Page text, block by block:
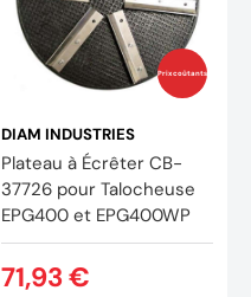
Prix coûtants
DIAM INDUSTRIES
Plateau à Écrêter CB-
37726 pour Talocheuse
EPG400 et EPG400WP
71,93 €